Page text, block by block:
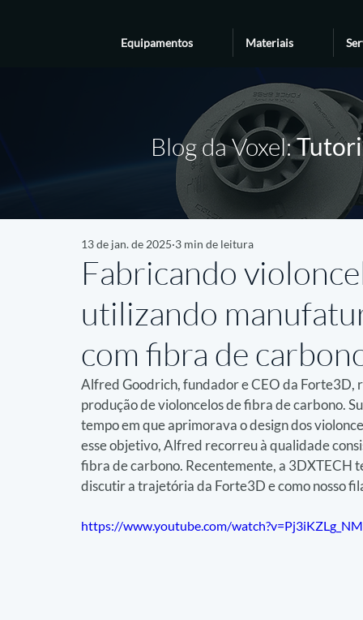
Equipamentos Materiais
Blog da Voxel:
Fabricando
utilizando
com fibra de
13 de jan. de 2025 3 min de leitura
Alfred Goodrich, fundador e CEO da
produção de violoncelos de fibra de carbono.
tempo em que aprimorava o design dos
esse objetivo, Alfred recorreu à qualidade
fibra de carbono. Recentemente, a
discutir a trajetória da Forte3D e como nosso
https://www.youtube.com/